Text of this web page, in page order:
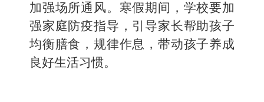
加强场所通风。寒假期间，学校要加
强家庭防疫指导，引导家长帮助孩子
均衡膳食，规律作息，带动孩子养成
良好生活习惯。